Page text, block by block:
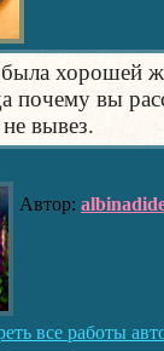
хорошей
почему вы
вывез.
Автор:
все работы